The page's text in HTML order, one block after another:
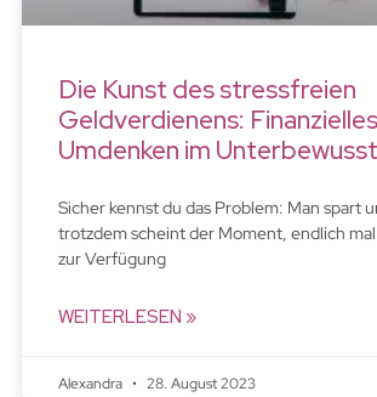
Die Kunst des stressfreien
Geldverdienens: Finanzielles
Umdenken im
Sicher kennst du das Problem: Man spart
trotzdem scheint der Moment, endlich
zur Verfügung
WEITERLESEN »
Alexandra 28. August 2023